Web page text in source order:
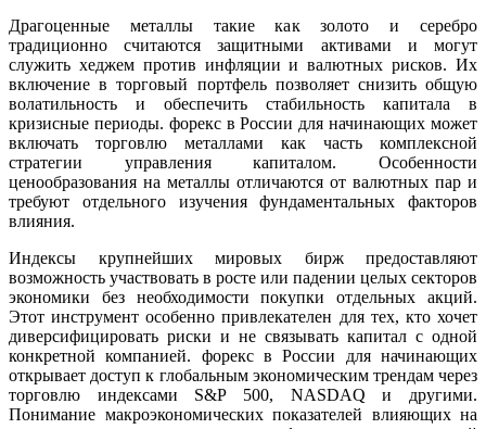
Драгоценные металлы такие как золото и серебро
традиционно считаются защитными активами и могут
служить хеджем против инфляции и валютных рисков. Их
включение в торговый портфель позволяет снизить общую
волатильность и обеспечить стабильность капитала в
кризисные периоды. форекс в России для начинающих может
включать торговлю металлами как часть комплексной
стратегии управления капиталом. Особенности
ценообразования на металлы отличаются от валютных пар и
требуют отдельного изучения фундаментальных факторов
влияния.
Индексы крупнейших мировых бирж предоставляют
возможность участвовать в росте или падении целых секторов
экономики без необходимости покупки отдельных акций.
Этот инструмент особенно привлекателен для тех, кто хочет
диверсифицировать риски и не связывать капитал с одной
конкретной компанией. форекс в России для начинающих
открывает доступ к глобальным экономическим трендам через
торговлю индексами S&P 500, NASDAQ и другими.
Понимание макроэкономических показателей влияющих на